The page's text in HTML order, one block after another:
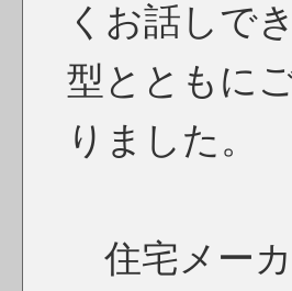
くお話しで
型とともに
りました。
住宅メーカ